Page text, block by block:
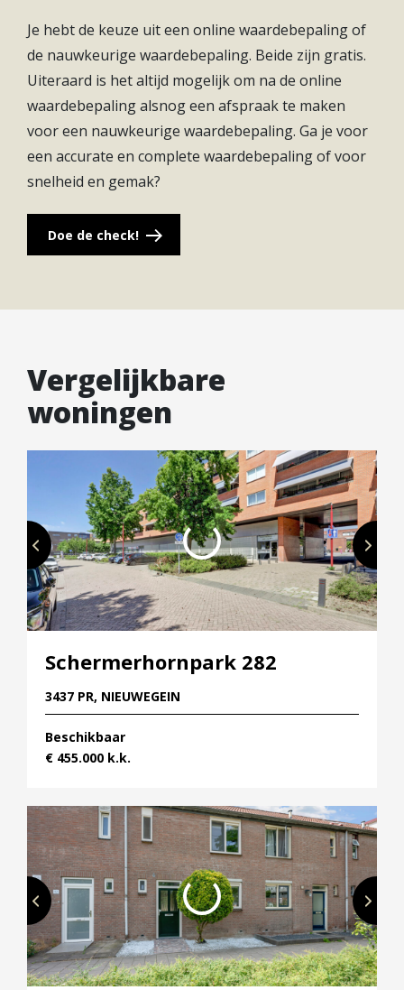
In de Buitenplaats hoef je je geen zorgen te maken
over de duurzaamheid van de woningen. Alle
woningen in Rijndael hebben namelijk het
energielabel A++++. Dat betekent dat ze optimaal
geïsoleerd zijn en uitgerust met triple glas. Door
het gebruik van zonnepanelen in combinatie met
warmte- en koudeopslag en warmteterugwinning
zijn de woningen nagenoeg zelfvoorzienend. De
vloerverwarming zorgt ervoor dat je in de winter
Je hebt de keuze uit een online waardebepaling of
de nauwkeurige waardebepaling. Beide zijn gratis.
Uiteraard is het altijd mogelijk om na de online
waardebepaling alsnog een afspraak te maken
voor een nauwkeurige waardebepaling. Ga je voor
een accurate en complete waardebepaling of voor
snelheid en gemak?
Doe de check!
Vergelijkbare
woningen
Schermerhornpark 282
3437 PR, NIEUWEGEIN
Beschikbaar
€ 455.000 k.k.